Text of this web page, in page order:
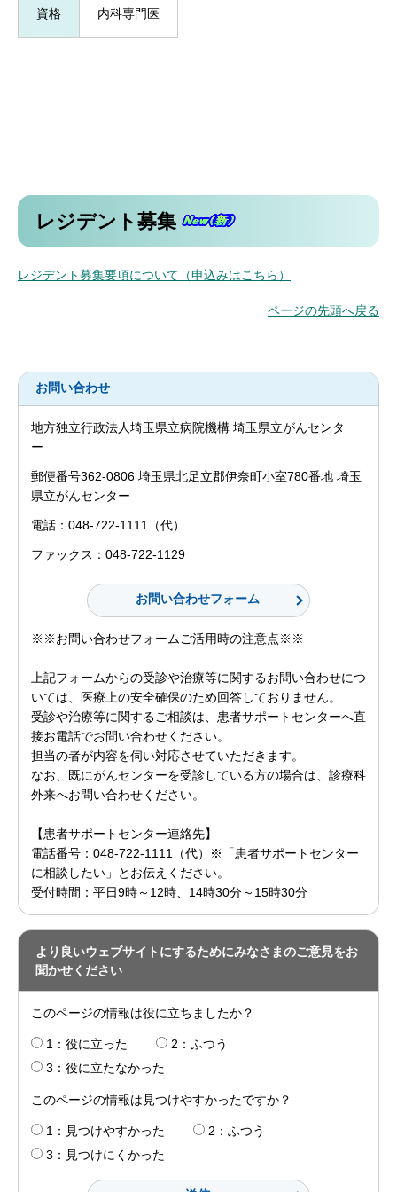
資格 内科専門医
レジデント募集
レジデント募集要項について（申込みはこちら）
ページの先頭へ戻る
お問い合わせ
地方独立行政法人埼玉県立病院機構 埼玉県立がんセンタ
ー
郵便番号362-0806 埼玉県北足立郡伊奈町小室780番地 埼玉
県立がんセンター
電話：048-722-1111（代）
ファックス：048-722-1129
※※お問い合わせフォームご活用時の注意点※※
上記フォームからの受診や治療等に関するお問い合わせにつ
いては、医療上の安全確保のため回答しておりません。
受診や治療等に関するご相談は、患者サポートセンターへ直
接お電話でお問い合わせください。
担当の者が内容を伺い対応させていただきます。
なお、既にがんセンターを受診している方の場合は、診療科
外来へお問い合わせください。
【患者サポートセンター連絡先】
電話番号：048-722-1111（代）※「患者サポートセンター
に相談したい」とお伝えください。
受付時間：平日9時～12時、14時30分～15時30分
より良いウェブサイトにするためにみなさまのご意見をお
聞かせください
このページの情報は役に立ちましたか？
1：役に立った
2：ふつう
3：役に立たなかった
このページの情報は見つけやすかったですか？
1：見つけやすかった
2：ふつう
3：見つけにくかった